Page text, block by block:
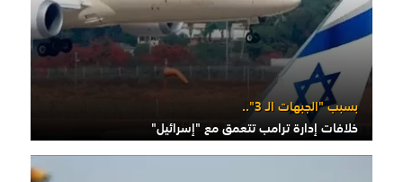
بسبب "الجبهات الـ 3"..
خلافات إدارة ترامب تتعمق مع "إسرائيل"